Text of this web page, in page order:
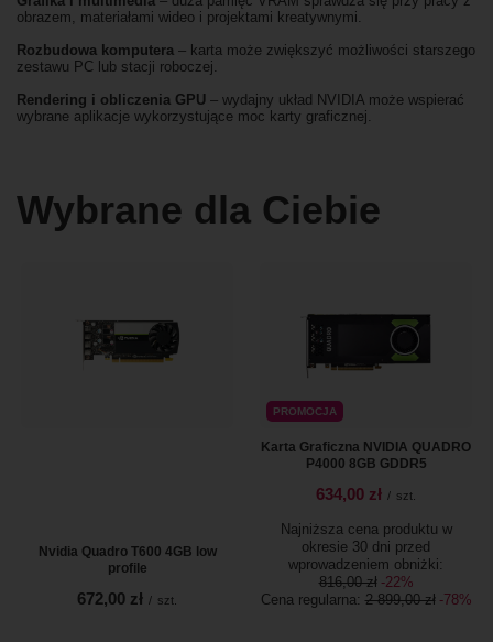
obrazem, materiałami wideo i projektami kreatywnymi.
Rozbudowa komputera – karta może zwiększyć możliwości starszego
zestawu PC lub stacji roboczej.
Rendering i obliczenia GPU – wydajny układ NVIDIA może wspierać
wybrane aplikacje wykorzystujące moc karty graficznej.
Wybrane dla Ciebie
Nvidia Quadro T600 4GB low
profile
672,00 zł / szt.
PROMOCJA
Karta Graficzna NVIDIA QUADRO
P4000 8GB GDDR5
634,00 zł / szt.
Najniższa cena produktu w
okresie 30 dni przed
wprowadzeniem obniżki:
816,00 zł -22%
Cena regularna: 2 899,00 zł -78%